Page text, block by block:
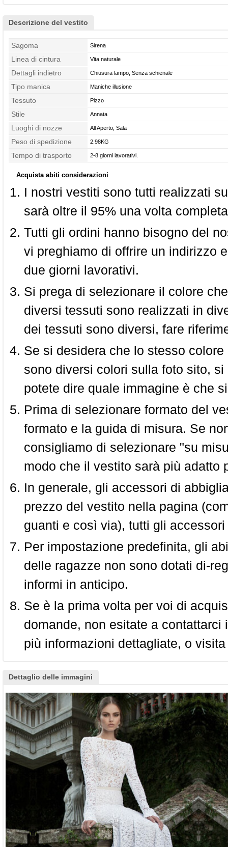
Descrizione del vestito
Sagoma Sirena
Linea di cintura Vita naturale
Dettagli indietro Chiusura lampo, Senza schienale
Tipo manica Maniche illusione
Tessuto Pizzo
Stile Annata
Luoghi di nozze All Aperto, Sala
Peso di spedizione 2.98KG
Tempo di trasporto 2-8 giorni lavorativi.
Acquista abiti considerazioni
I nostri vestiti sono tutti realizzati
sarà oltre il 95% una volta
Tutti gli ordini hanno bisogno del
vi preghiamo di offrire un indirizzo
due giorni lavorativi.
Si prega di selezionare il colore
diversi tessuti sono realizzati in
dei tessuti sono diversi, fare
Se si desidera che lo stesso
sono diversi colori sulla foto sito,
potete dire quale immagine è che
Prima di selezionare formato del
formato e la guida di misura. Se
consigliamo di selezionare "su
modo che il vestito sarà più adatto
In generale, gli accessori di
prezzo del vestito nella pagina
guanti e così via), tutti gli
Per impostazione predefinita, gli
delle ragazze non sono dotati di-
informi in anticipo.
Se è la prima volta per voi di
domande, non esitate a
più informazioni dettagliate, o
Dettaglio delle immagini